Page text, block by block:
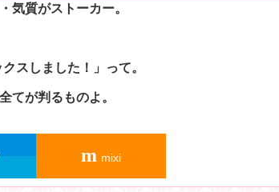
気質がストーカー。
スしました！」って。
てが判るものよ。
mixi